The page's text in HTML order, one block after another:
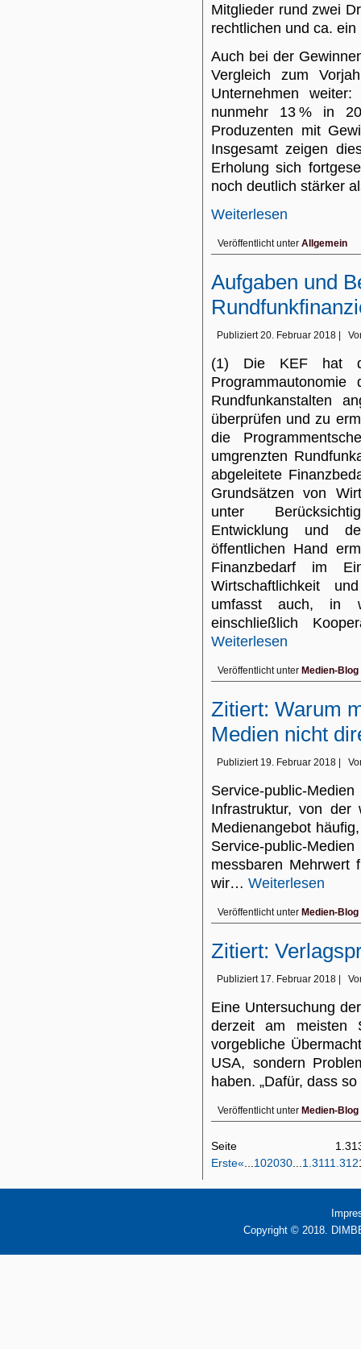
Mitglieder rund zwei
rechtlichen und ca.
Auch bei der
Vergleich zum
Unternehmen
nunmehr 13 % in
Produzenten mit
Insgesamt zeigen
Erholung sich
noch deutlich stärker
Weiterlesen
Veröffentlicht unter Allgemein
Aufgaben und
Publiziert 20. Februar 2018
(1) Die KEF hat
Rundfunkanstalten
überprüfen und zu
die
umgrenzten
abgeleitete
Grundsätzen von
unter
Entwicklung und
öffentlichen Hand
Finanzbedarf im
Wirtschaftlichkeit
umfasst auch, in
einschließlich
Weiterlesen
Veröffentlicht unter Medien-Blog
Zitiert: Warum
Medien nicht
Publiziert 19. Februar 2018
Service-public-
Infrastruktur, von
Medienangebot
Service-public-
messbaren Mehrwert
wir… Weiterlesen
Veröffentlicht unter Medien-Blog
Zitiert:
Publiziert 17. Februar 2018
Eine Untersuchung
derzeit am meisten
vorgebliche
USA, sondern
haben. „Dafür, dass
Veröffentlicht unter Medien-Blog
Seite
Erste« 102030 1.3111.312
Copyright © 2018.